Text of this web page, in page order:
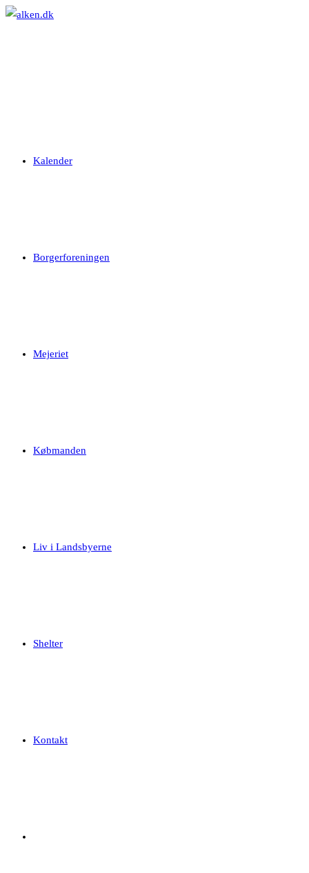
Skip
Kalender
Borgerforeningen
Mejeriet
Købmanden
Liv i Landsbyerne
Shelter
Kontakt